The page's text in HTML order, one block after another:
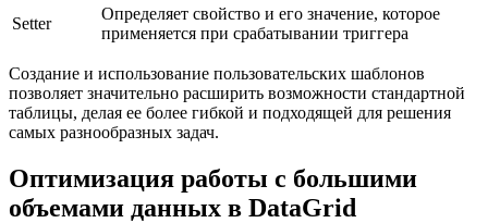
Setter
Определяет свойство и его значение, которое
применяется при срабатывании триггера
Создание и использование пользовательских шаблонов
позволяет значительно расширить возможности стандартной
таблицы, делая ее более гибкой и подходящей для решения
самых разнообразных задач.
Оптимизация работы с большими
объемами данных в DataGrid